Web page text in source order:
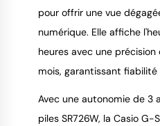
pour offrir une vue
numérique. Elle affiche
heures avec une précision
mois, garantissant
Avec une autonomie de 3
piles SR726W, la Casio G-